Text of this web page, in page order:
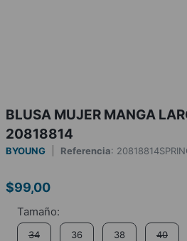
BLUSA MUJER MANGA
20818814
BYOUNG Referencia:
$99,00
34 36 38 40